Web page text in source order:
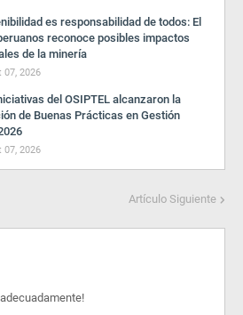
es responsabilidad de todos: El
reconoce posibles impactos
de la minería
07, 2026
del OSIPTEL alcanzaron la
de Buenas Prácticas en Gestión
07, 2026
Artículo Siguiente